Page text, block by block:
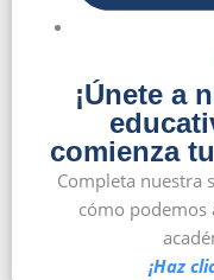
¡Únete a
comienza
Completa nuestra
cómo podemos
¡Haz